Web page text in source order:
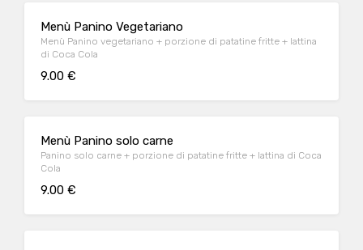
Menù Panino Vegetariano
Menù Panino vegetariano + porzione di patatine fritte + lattina
di Coca Cola
9.00 €
Menù Panino solo carne
Panino solo carne + porzione di patatine fritte + lattina di Coca
Cola
9.00 €